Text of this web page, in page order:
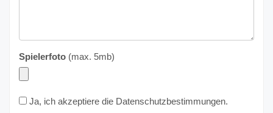
Spielerfoto (max. 5mb)
Ja, ich akzeptiere die Datenschutzbestimmungen.